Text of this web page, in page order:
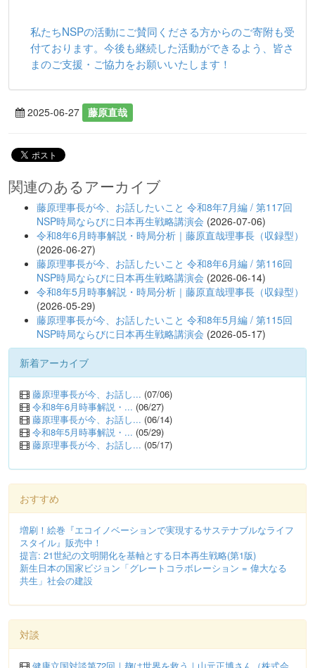
私たちNSPの活動にご賛同くださる方からのご寄附も受
付ております。今後も継続した活動ができるよう、皆さ
まのご支援・ご協力をお願いいたします！
2025-06-27 藤原直哉
関連のあるアーカイブ
藤原理事長が今、お話したいこと 令和8年7月編 / 第117回
NSP時局ならびに日本再生戦略講演会 (2026-07-06)
令和8年6月時事解説・時局分析｜藤原直哉理事長（収録型）
(2026-06-27)
藤原理事長が今、お話したいこと 令和8年6月編 / 第116回
NSP時局ならびに日本再生戦略講演会 (2026-06-14)
令和8年5月時事解説・時局分析｜藤原直哉理事長（収録型）
(2026-05-29)
藤原理事長が今、お話したいこと 令和8年5月編 / 第115回
NSP時局ならびに日本再生戦略講演会 (2026-05-17)
新着アーカイブ
藤原理事長が今、お話し... (07/06)
令和8年6月時事解説・... (06/27)
藤原理事長が今、お話し... (06/14)
令和8年5月時事解説・... (05/29)
藤原理事長が今、お話し... (05/17)
おすすめ
増刷！絵巻『エコイノベーションで実現するサステナブルなライフ
スタイル』販売中！
提言: 21世紀の文明開化を基軸とする日本再生戦略(第1版)
新生日本の国家ビジョン「グレートコラボレーション = 偉大なる
共生」社会の建設
対談